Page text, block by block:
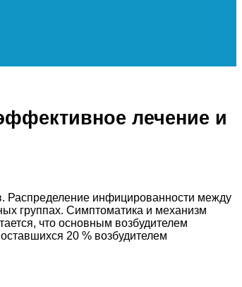
лечение и
Распределение инфицированности между
группах. Симптоматика и механизм
что основным возбудителем
20 % возбудителем